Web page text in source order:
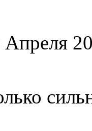
Апреля